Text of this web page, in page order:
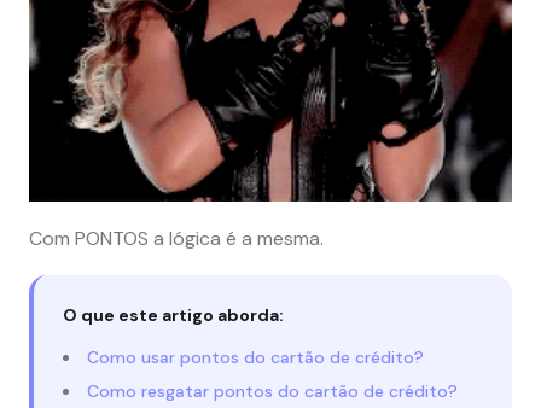
Com PONTOS a lógica é a mesma.
O que este artigo aborda:
Como usar pontos do cartão de crédito?
Como resgatar pontos do cartão de crédito?